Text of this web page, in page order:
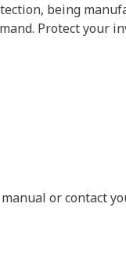
being
Protect your
or contact